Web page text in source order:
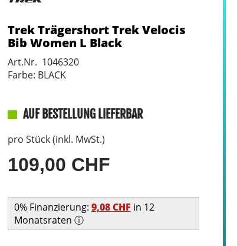
Trek Trägershort Trek Velocis
Bib Women L Black
Art.Nr. 1046320
Farbe: BLACK
AUF BESTELLUNG LIEFERBAR
pro Stück (inkl. MwSt.)
109,00 CHF
0% Finanzierung: 9,08 CHF in 12
Monatsraten ⓘ